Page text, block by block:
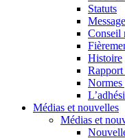
Statuts
Conseil
Histoire
Normes
Médias et nouvelles
Médias et